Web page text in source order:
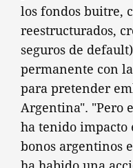
los fondos buitre,
reestructurados,
seguros de
permanente con
para pretender
Argentina". "Pero
ha tenido impacto
bonos argentinos